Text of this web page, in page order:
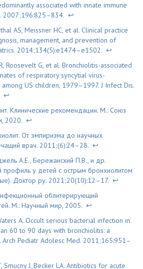
associated with innate immune
2007;196:825–834. ↩
AS, Meissner HC, et al. Clinical practice
management, and prevention of
2014;134(5):e1474–e1502. ↩
Roosevelt G, et al. Bronchiolitis-associated
of respiratory syncytial virus-
US children, 1979–1997. J Infect Dis.
↩
Клинические рекомендации. М.: Союз
2020. ↩
От эмпиризма до научных
врач. 2011;(6):24–28. ↩
А.Е., Бережанский П.В., и др.
профиль у детей с острым бронхиолитом
Доктор ру. 2021;20(10):12–17. ↩
облитерирующий
М.: Научный мир, 2005. ↩
A. Occult serious bacterial infection in
60 to 90 days with bronchiolitis: a
Arch Pediatr Adolesc Med. 2011;165:951–
Smucny J, Becker LA. Antibiotics for acute